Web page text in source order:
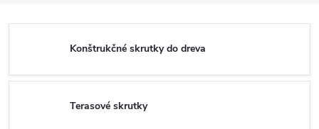
Konštrukčné skrutky do dreva
Terasové skrutky